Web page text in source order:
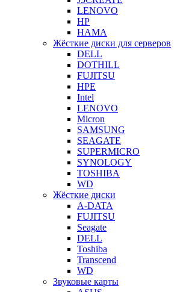
LENOVO
HP
HAMA
Жёсткие диски для серверов
DELL
DOTHILL
FUJITSU
HPE
Intel
LENOVO
Micron
SAMSUNG
SEAGATE
SUPERMICRO
SYNOLOGY
TOSHIBA
WD
Жёсткие диски
A-DATA
FUJITSU
Seagate
DELL
Toshiba
Transcend
WD
Звуковые карты